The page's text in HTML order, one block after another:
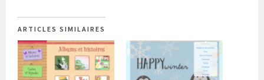
ARTICLES SIMILAIRES